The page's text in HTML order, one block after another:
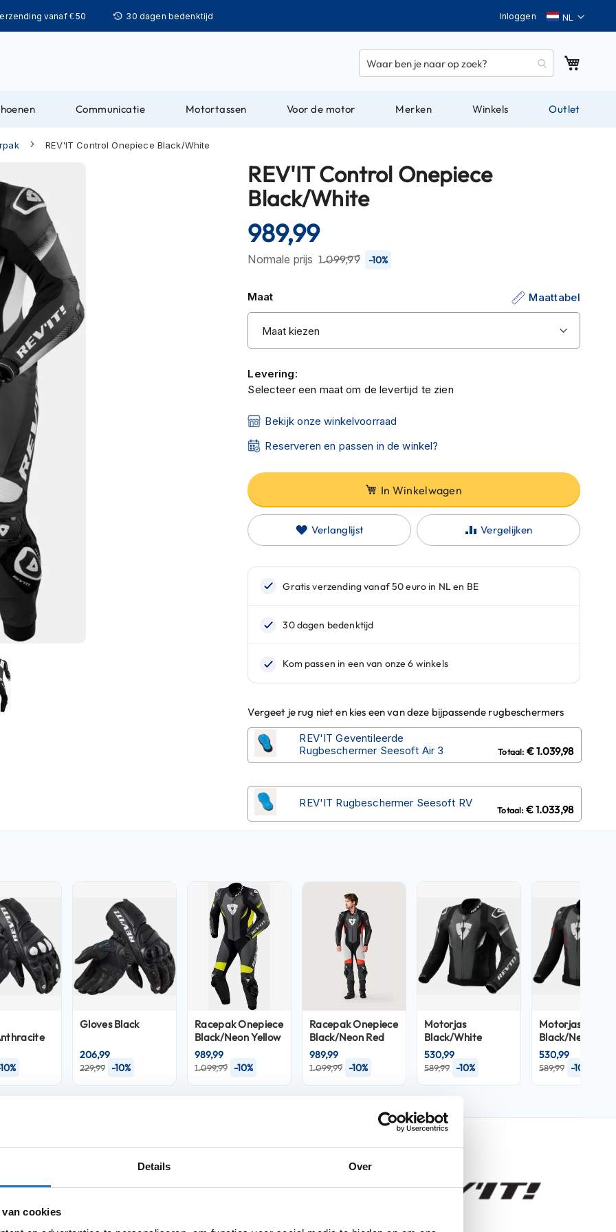
Details Over
cookies
vanaf € 50 30 dagen bedenktijd Taal
Inloggen
Communicatie Motortassen Voor de motor Merken Winkels Outlet
REV'IT Control Onepiece Black/White
REV'IT Control Onepiece
Black/White
Normale prijs 1.099,99 -10%
989,99
Maat Maattabel
Levering:
Selecteer een maat om de levertijd te zien
Bekijk onze winkelvoorraad
Reserveren en passen in de winkel?
In Winkelwagen
Verlanglijst Vergelijken
Vergeet je rug niet en kies een van deze bijpassende rugbeschermers
REV'IT Geventileerde
Rugbeschermer Seesoft Air 3
€ 1.039,98
REV'IT Rugbeschermer Seesoft RV
€ 1.033,98
Gloves Black
229,99 -10%
206,99
RacepakOnepiece
Black/Neon Yellow
1.099,99 -10%
989,99
RacepakOnepiece
Black/Neon Red
1.099,99 -10%
989,99
Motorjas
Black/White
589,99 -10%
530,99
Motorjas
Black/Neon Red
589,99 -10%
530,99
presenteert REV'IT het Control
en is ontworpen voor de serieuze
stretch biedt het pak niet alleen
Product info
informatie